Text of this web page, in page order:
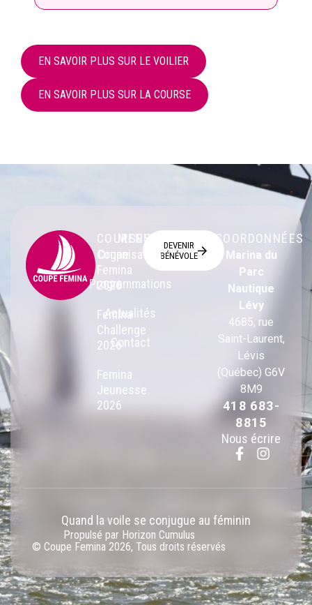
EN SAVOIR PLUS SUR LE VOILIER
EN SAVOIR PLUS SUR LA COURSE
COURSES
Coupe
Femina
2026
Femina
Challenge
2026
Femina
Jeunesse
2026
MENU
Organisation
Programmations
Actualités
Contact
DEVENIR
BÉNÉVOLE
COORDONNÉES
Marina du
Parc
Nautique
Lévy
4685, rue
Saint-Laurent,
Lévis
(Québec) G6V
8M9
418 683-
8815
Nous écrire
© Coupe Femina 2026, Tous droits réservés
Quand la voile se conjugue au féminin
Propulsé par Horizon Cumulus